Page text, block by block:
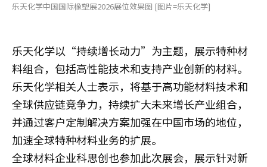
乐天化学中国国际橡塑展2026展位效果图 [图片=乐天化学]
乐天化学以“持续增长动力”为主题，展示特种材
料组合，包括高性能技术和支持产业创新的材料。
乐天化学相关人士表示，将基于高功能材料技术和
全球供应链竞争力，持续扩大未来增长产业组合，
并通过客户定制解决方案加强在中国市场的地位，
加速全球特种材料业务的扩展。
全球材料企业科思创也参加此次展会，展示针对新